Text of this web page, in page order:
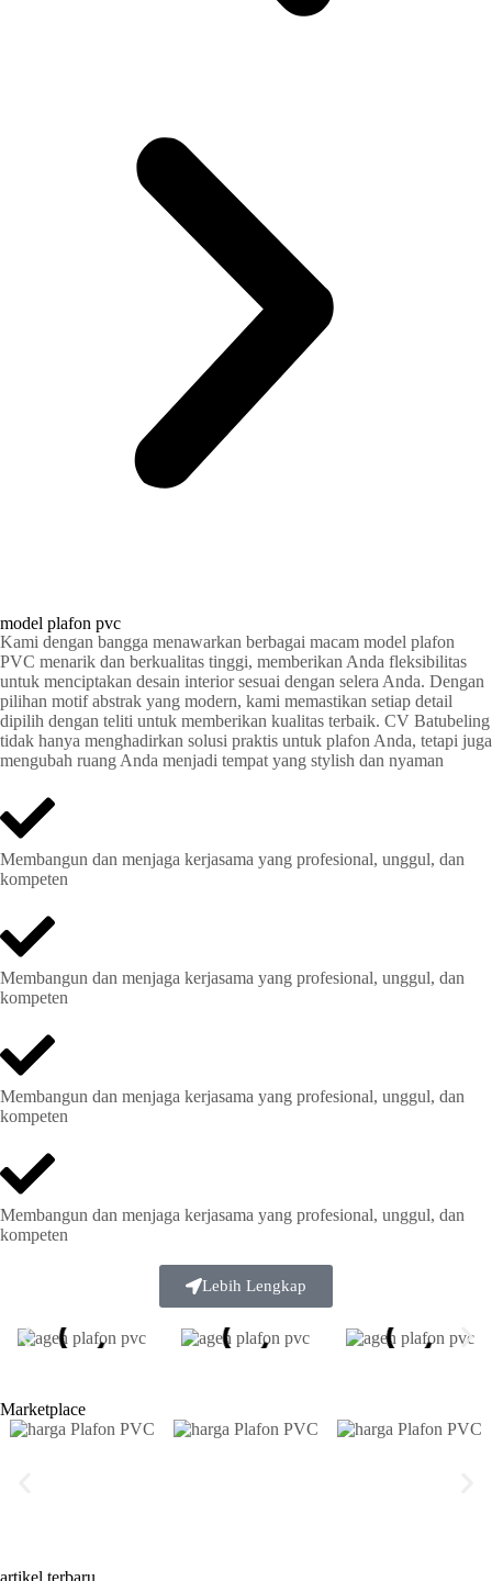
model plafon pvc
Kami dengan bangga menawarkan berbagai macam model plafon
PVC menarik dan berkualitas tinggi, memberikan Anda fleksibilitas
untuk menciptakan desain interior sesuai dengan selera Anda. Dengan
pilihan motif abstrak yang modern, kami memastikan setiap detail
dipilih dengan teliti untuk memberikan kualitas terbaik. CV Batubeling
tidak hanya menghadirkan solusi praktis untuk plafon Anda, tetapi juga
mengubah ruang Anda menjadi tempat yang stylish dan nyaman
Membangun dan menjaga kerjasama yang profesional, unggul, dan
kompeten
Membangun dan menjaga kerjasama yang profesional, unggul, dan
kompeten
Membangun dan menjaga kerjasama yang profesional, unggul, dan
kompeten
Membangun dan menjaga kerjasama yang profesional, unggul, dan
kompeten
Lebih Lengkap
Marketplace
artikel terbaru